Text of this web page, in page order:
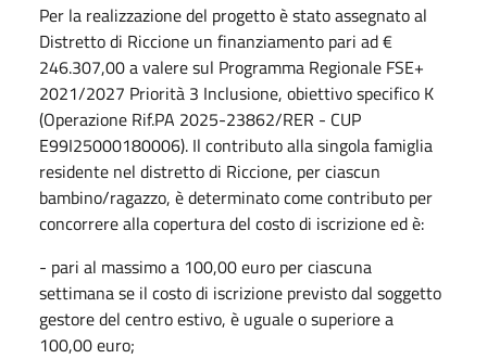
Per la realizzazione del progetto è stato assegnato al
Distretto di Riccione un finanziamento pari ad €
246.307,00 a valere sul Programma Regionale FSE+
2021/2027 Priorità 3 Inclusione, obiettivo specifico K
(Operazione Rif.PA 2025-23862/RER - CUP
E99I25000180006). Il contributo alla singola famiglia
residente nel distretto di Riccione, per ciascun
bambino/ragazzo, è determinato come contributo per
concorrere alla copertura del costo di iscrizione ed è:
- pari al massimo a 100,00 euro per ciascuna
settimana se il costo di iscrizione previsto dal soggetto
gestore del centro estivo, è uguale o superiore a
100,00 euro;